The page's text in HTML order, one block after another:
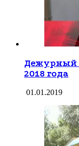
Дежурный
2018 года
01.01.2019